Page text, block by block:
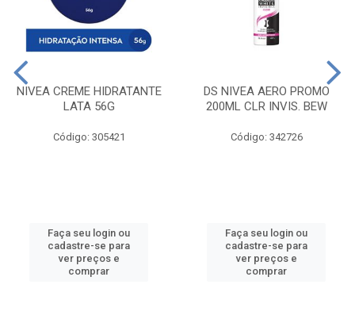
NIVEA CREME HIDRATANTE
LATA 56G
Código: 305421
Faça seu login ou
cadastre-se para
ver preços e
comprar
DS NIVEA AERO PROMO
200ML CLR INVIS. BEW
Código: 342726
Faça seu login ou
cadastre-se para
ver preços e
comprar